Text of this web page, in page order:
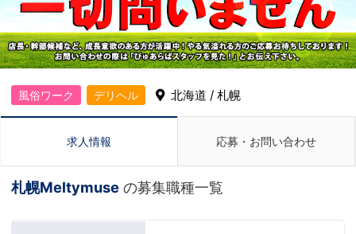
風俗ワーク デリヘル 北海道 / 札幌
求人情報 応募・お問い合わせ
札幌Meltymuse の募集職種一覧